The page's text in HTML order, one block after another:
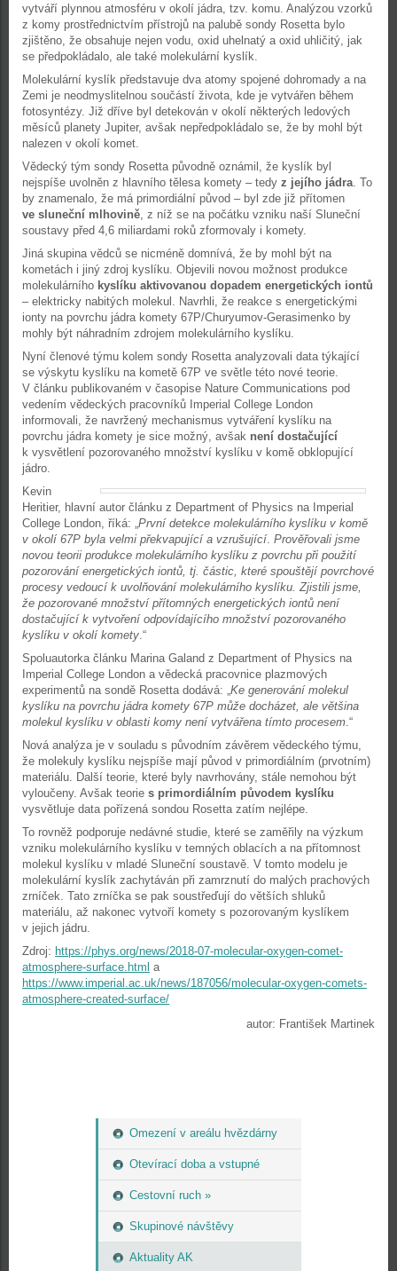
Omezení v areálu hvězdárny
Otevírací doba a vstupné
Cestovní ruch »
Skupinové návštěvy
Aktuality AK
vytváří plynnou atmosféru v okolí jádra, tzv. komu. Analýzou vzorků
z komy prostřednictvím přístrojů na palubě sondy Rosetta bylo
zjištěno, že obsahuje nejen vodu, oxid uhelnatý a oxid uhličitý, jak
se předpokládalo, ale také molekulární kyslík.
Molekulární kyslík představuje dva atomy spojené dohromady a na
Zemi je neodmyslitelnou součástí života, kde je vytvářen během
fotosyntézy. Již dříve byl detekován v okolí některých ledových
měsíců planety Jupiter, avšak nepředpokládalo se, že by mohl být
nalezen v okolí komet.
Vědecký tým sondy Rosetta původně oznámil, že kyslík byl
nejspíše uvolněn z hlavního tělesa komety – tedy z jejího jádra. To
by znamenalo, že má primordiální původ – byl zde již přítomen
ve sluneční mlhovině, z níž se na počátku vzniku naší Sluneční
soustavy před 4,6 miliardami roků zformovaly i komety.
Jiná skupina vědců se nicméně domnívá, že by mohl být na
kometách i jiný zdroj kyslíku. Objevili novou možnost produkce
molekulárního kyslíku aktivovanou dopadem energetických iontů
– elektricky nabitých molekul. Navrhli, že reakce s energetickými
ionty na povrchu jádra komety 67P/Churyumov-Gerasimenko by
mohly být náhradním zdrojem molekulárního kyslíku.
Nyní členové týmu kolem sondy Rosetta analyzovali data týkající
se výskytu kyslíku na kometě 67P ve světle této nové teorie.
V článku publikovaném v časopise Nature Communications pod
vedením vědeckých pracovníků Imperial College London
informovali, že navržený mechanismus vytváření kyslíku na
povrchu jádra komety je sice možný, avšak není dostačující
k vysvětlení pozorovaného množství kyslíku v komě obklopující
jádro.
Kevin
Heritier, hlavní autor článku z Department of Physics na Imperial
College London, říká: „První detekce molekulárního kyslíku v komě
v okolí 67P byla velmi překvapující a vzrušující. Prověřovali jsme
novou teorii produkce molekulárního kyslíku z povrchu při použití
pozorování energetických iontů, tj. částic, které spouštějí povrchové
procesy vedoucí k uvolňování molekulárního kyslíku. Zjistili jsme,
že pozorované množství přítomných energetických iontů není
dostačující k vytvoření odpovídajícího množství pozorovaného
kyslíku v okolí komety.“
Spoluautorka článku Marina Galand z Department of Physics na
Imperial College London a vědecká pracovnice plazmových
experimentů na sondě Rosetta dodává: „Ke generování molekul
kyslíku na povrchu jádra komety 67P může docházet, ale většina
molekul kyslíku v oblasti komy není vytvářena tímto procesem.“
Nová analýza je v souladu s původním závěrem vědeckého týmu,
že molekuly kyslíku nejspíše mají původ v primordiálním (prvotním)
materiálu. Další teorie, které byly navrhovány, stále nemohou být
vyloučeny. Avšak teorie s primordiálním původem kyslíku
vysvětluje data pořízená sondou Rosetta zatím nejlépe.
To rovněž podporuje nedávné studie, které se zaměřily na výzkum
vzniku molekulárního kyslíku v temných oblacích a na přítomnost
molekul kyslíku v mladé Sluneční soustavě. V tomto modelu je
molekulární kyslík zachytáván při zamrznutí do malých prachových
zrníček. Tato zrníčka se pak soustřeďují do větších shluků
materiálu, až nakonec vytvoří komety s pozorovaným kyslíkem
v jejich jádru.
Zdroj: https://phys.org/news/2018-07-molecular-oxygen-comet-
atmosphere-surface.html a
https://www.imperial.ac.uk/news/187056/molecular-oxygen-comets-
atmosphere-created-surface/
autor: František Martinek